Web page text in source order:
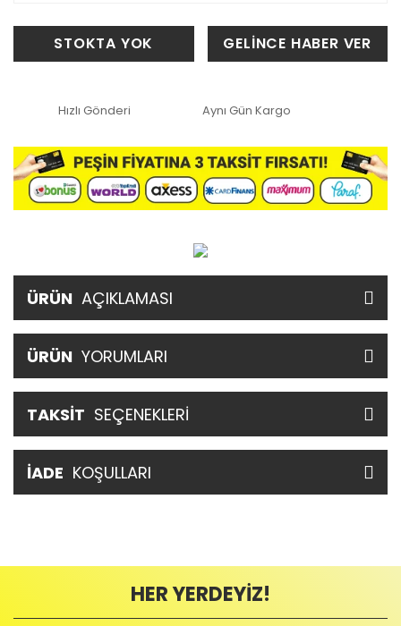
STOKTA YOK GELİNCE HABER VER
Hızlı Gönderi Aynı Gün Kargo
ÜRÜN AÇIKLAMASI
ÜRÜN YORUMLARI
TAKSİT SEÇENEKLERİ
İADE KOŞULLARI
HER YERDEYİZ!